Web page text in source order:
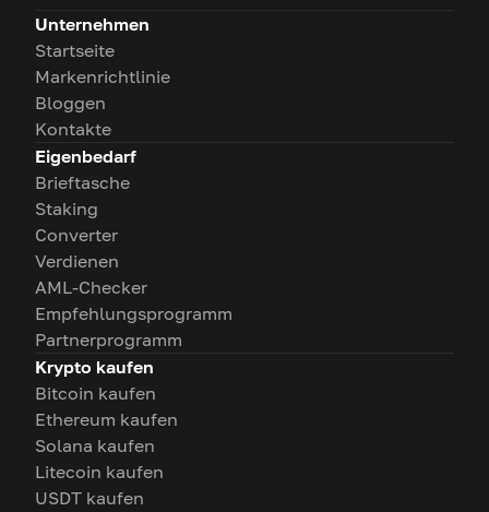
Unternehmen
Startseite
Markenrichtlinie
Bloggen
Kontakte
Eigenbedarf
Brieftasche
Staking
Converter
Verdienen
AML-Checker
Empfehlungsprogramm
Partnerprogramm
Krypto kaufen
Bitcoin kaufen
Ethereum kaufen
Solana kaufen
Litecoin kaufen
USDT kaufen